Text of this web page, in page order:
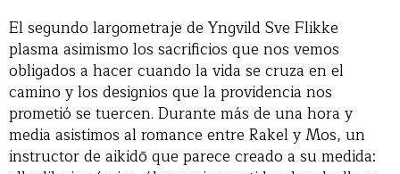
El segundo largometraje de Yngvild Sve Flikke
plasma asimismo los sacrificios que nos vemos
obligados a hacer cuando la vida se cruza en el
camino y los designios que la providencia nos
prometió se tuercen. Durante más de una hora y
media asistimos al romance entre Rakel y Mos, un
instructor de aikidō que parece creado a su medida: